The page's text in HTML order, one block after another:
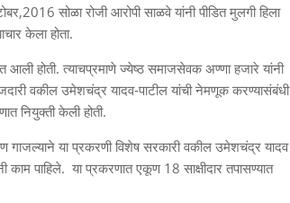
सोळा रोजी आरोपी साळवे यांनी पीडित मुलगी हिला
केला होता.
आली होती. त्याचप्रमाणे ज्येष्ठ समाजसेवक अण्णा हजारे यांनी
वकील उमेशचंद्र यादव-पाटील यांची नेमणूक करण्यासंबंधी
नियुक्ती केली होती.
गाजल्याने या प्रकरणी विशेष सरकारी वकील उमेशचंद्र यादव
पाहिले. या प्रकरणात एकूण 18 साक्षीदार तपासण्यात